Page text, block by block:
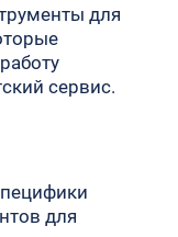
для
сервис.
для